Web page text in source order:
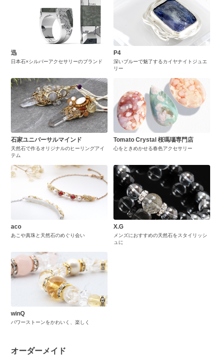
迅
日本石×シルバーアクセサリーのブランド
P4
深いブルーで魅了するカイヤナイトジュエ
リー
石家ユニバーサルマインド
天然石で作るオリジナルのヒーリングアイ
テム
Tomato Crystal 桜瑪瑙専門店
心をときめかせる春色アクセサリー
aco
あこや真珠と天然石のめぐり会い
X.G
メンズにおすすめの天然石をスタイリッシ
ュに
winQ
パワーストーンをかわいく、楽しく
オーダーメイド